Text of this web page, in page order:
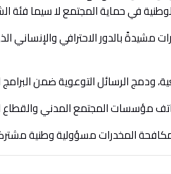
في حماية المجتمع لا سيما فئة
مشيدةً بالدور الاحترافي
ودمج الرسائل التوعوية ضمن
مؤسسات المجتمع المدني
المخدرات مسؤولية وطنية